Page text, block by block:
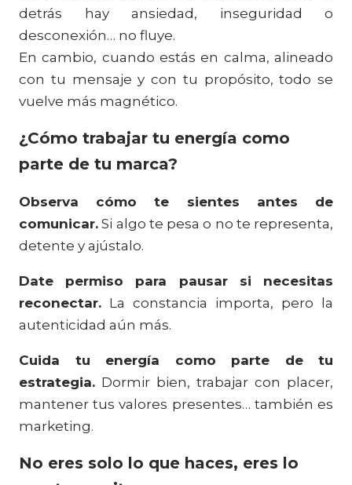
detrás hay ansiedad, inseguridad o
desconexión… no fluye.
En cambio, cuando estás en calma, alineado
con tu mensaje y con tu propósito, todo se
vuelve más magnético.
¿Cómo trabajar tu energía como
parte de tu marca?
Observa cómo te sientes antes de
comunicar. Si algo te pesa o no te representa,
detente y ajústalo.
Date permiso para pausar si necesitas
reconectar. La constancia importa, pero la
autenticidad aún más.
Cuida tu energía como parte de tu
estrategia. Dormir bien, trabajar con placer,
mantener tus valores presentes… también es
marketing.
No eres solo lo que haces, eres lo